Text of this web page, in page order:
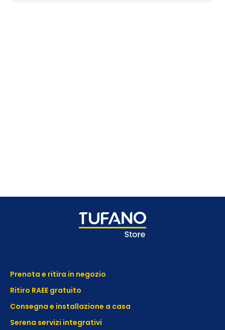
Prenota e ritira in negozio
Ritiro RAEE gratuito
Consegna e installazione a casa
Serena servizi integrativi